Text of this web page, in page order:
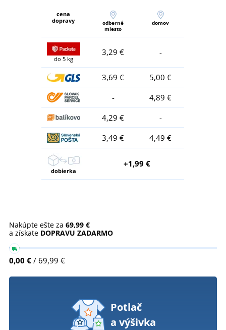
cena
dopravy
odberné
miesto
domov
do 5 kg
3,29 € -
3,69 €
5,00 €
-
4,89 €
4,29 €
-
3,49 €
4,49 €
dobierka
+1,99 €
Nakúpte ešte za 69,99 €
a získate DOPRAVU ZADARMO
0,00 € / 69,99 €
Potlač
a výšivka